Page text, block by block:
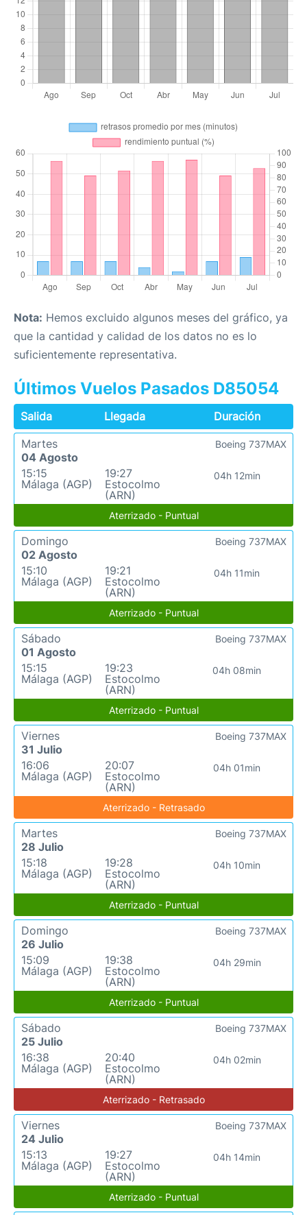
Nota: Hemos excluido algunos meses del gráfico, ya
que la cantidad y calidad de los datos no es lo
suficientemente representativa.
Últimos Vuelos Pasados D85054
Salida Llegada
Duración
Martes
04 Agosto
15:15
Málaga (AGP)
19:27
Estocolmo
(ARN)
04h 12min
Boeing 737MAX
Aterrizado - Puntual
Domingo
02 Agosto
15:10
Málaga (AGP)
19:21
Estocolmo
(ARN)
04h 11min
Boeing 737MAX
Aterrizado - Puntual
Sábado
01 Agosto
15:15
Málaga (AGP)
19:23
Estocolmo
(ARN)
04h 08min
Boeing 737MAX
Aterrizado - Puntual
Viernes
31 Julio
16:06
Málaga (AGP)
20:07
Estocolmo
(ARN)
04h 01min
Boeing 737MAX
Aterrizado - Retrasado
Martes
28 Julio
15:18
Málaga (AGP)
19:28
Estocolmo
(ARN)
04h 10min
Boeing 737MAX
Aterrizado - Puntual
Domingo
26 Julio
15:09
Málaga (AGP)
19:38
Estocolmo
(ARN)
04h 29min
Boeing 737MAX
Aterrizado - Puntual
Sábado
25 Julio
16:38
Málaga (AGP)
20:40
Estocolmo
(ARN)
04h 02min
Boeing 737MAX
Aterrizado - Retrasado
Viernes
24 Julio
15:13
Málaga (AGP)
19:27
Estocolmo
(ARN)
04h 14min
Boeing 737MAX
Aterrizado - Puntual